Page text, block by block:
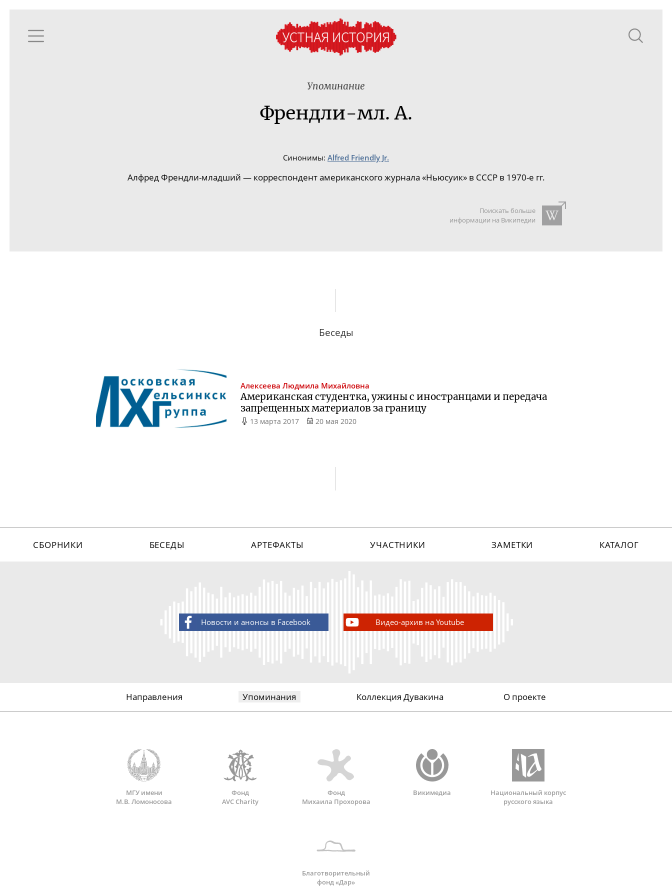
Упоминание
Френдли-мл. А.
Синонимы: Alfred Friendly Jr.
Алфред Френдли-младший — корреспондент американского журнала «Ньюсуик» в СССР в 1970-е гг.
Поискать больше
информации на Википедии
Беседы
Алексеева Людмила Михайловна
Американская студентка, ужины с иностранцами и передача
запрещенных материалов за границу
13 марта 2017 20 мая 2020
СБОРНИКИ БЕСЕДЫ АРТЕФАКТЫ УЧАСТНИКИ ЗАМЕТКИ КАТАЛОГ
Новости и анонсы в Facebook Видео-архив на Youtube
Направления Упоминания Коллекция Дувакина О проекте
МГУ имени
М.В. Ломоносова
Фонд
AVC Charity
Фонд
Михаила Прохорова
Викимедиа
Национальный корпус
русского языка
Благотворительный
фонд «Дар»